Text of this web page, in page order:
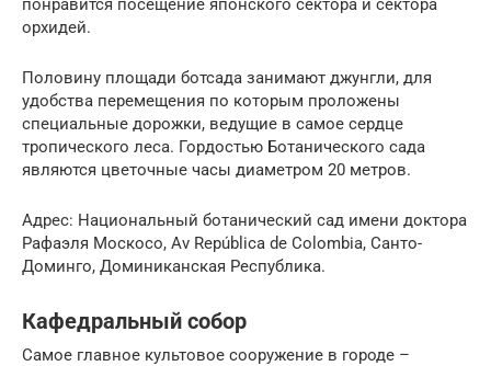
понравится посещение японского сектора и сектора
орхидей.
Половину площади ботсада занимают джунгли, для
удобства перемещения по которым проложены
специальные дорожки, ведущие в самое сердце
тропического леса. Гордостью Ботанического сада
являются цветочные часы диаметром 20 метров.
Адрес: Национальный ботанический сад имени доктора
Рафаэля Москосо, Av República de Colombia, Санто-
Доминго, Доминиканская Республика.
Кафедральный собор
Самое главное культовое сооружение в городе –